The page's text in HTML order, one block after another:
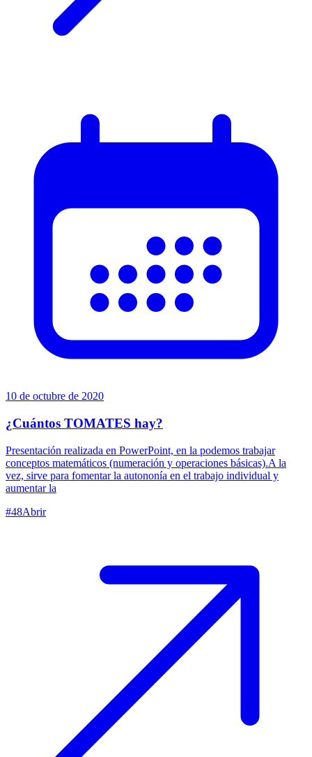
10 de octubre de 2020
¿Cuántos TOMATES hay?
Presentación realizada en PowerPoint, en la podemos trabajar
conceptos matemáticos (numeración y operaciones básicas).A la
vez, sirve para fomentar la autononía en el trabajo individual y
aumentar la
#48Abrir